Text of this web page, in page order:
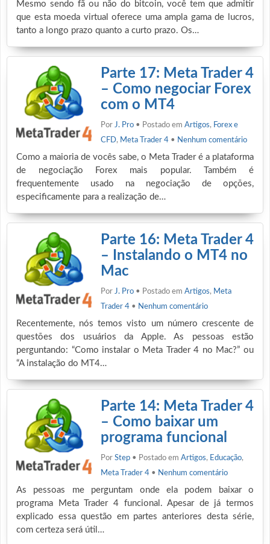
Mesmo sendo fã ou não do bitcoin, você tem que admitir
que esta moeda virtual oferece uma ampla gama de lucros,
tanto a longo prazo quanto a curto prazo. Os…
Parte 17: Meta Trader 4
– Como negociar Forex
com o MT4
Por J. Pro • Postado em Artigos, Forex e
CFD, Meta Trader 4 • Nenhum comentário
Como a maioria de vocês sabe, o Meta Trader é a plataforma
de negociação Forex mais popular. Também é
frequentemente usado na negociação de opções,
especificamente para a realização de…
Parte 16: Meta Trader 4
– Instalando o MT4 no
Mac
Por J. Pro • Postado em Artigos, Meta
Trader 4 • Nenhum comentário
Recentemente, nós temos visto um número crescente de
questões dos usuários da Apple. As pessoas estão
perguntando: “Como instalar o Meta Trader 4 no Mac?” ou
“A instalação do MT4…
Parte 14: Meta Trader 4
– Como baixar um
programa funcional
Por Step • Postado em Artigos, Educação,
Meta Trader 4 • Nenhum comentário
As pessoas me perguntam onde ela podem baixar o
programa Meta Trader 4 funcional. Apesar de já termos
explicado essa questão em partes anteriores desta série,
com certeza será útil…